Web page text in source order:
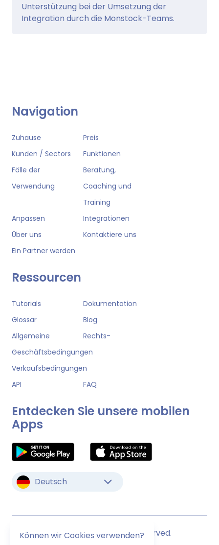
Unterstützung bei der Umsetzung der
Integration durch die Monstock-Teams.
Navigation
Zuhause
Preis
Kunden / Sectors
Funktionen
Fälle der
Verwendung
Beratung,
Coaching und
Training
Anpassen
Integrationen
Über uns
Kontaktiere uns
Ein Partner werden
Ressourcen
Tutorials
Dokumentation
Glossar
Blog
Allgemeine
Geschäftsbedingungen
Verkaufsbedingungen
Rechts-
API FAQ
Entdecken Sie unsere mobilen
Apps
Deutsch
© Monstock. All Rights Reserved.
Können wir Cookies verwenden?